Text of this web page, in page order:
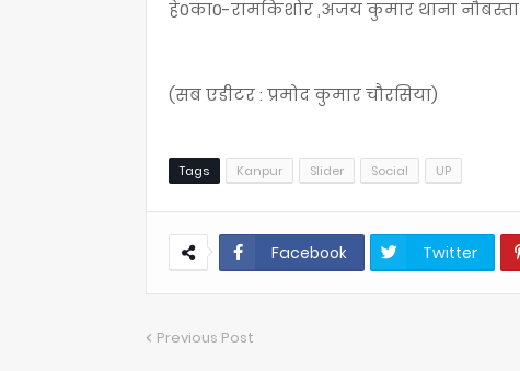
हे0का0-रामकिशोर ,अजय कुमार थाना नौबस्ता
(सब एडीटर : प्रमोद कुमार चौरसिया)
Tags Kanpur Slider Social UP
Facebook Twitter
Previous Post